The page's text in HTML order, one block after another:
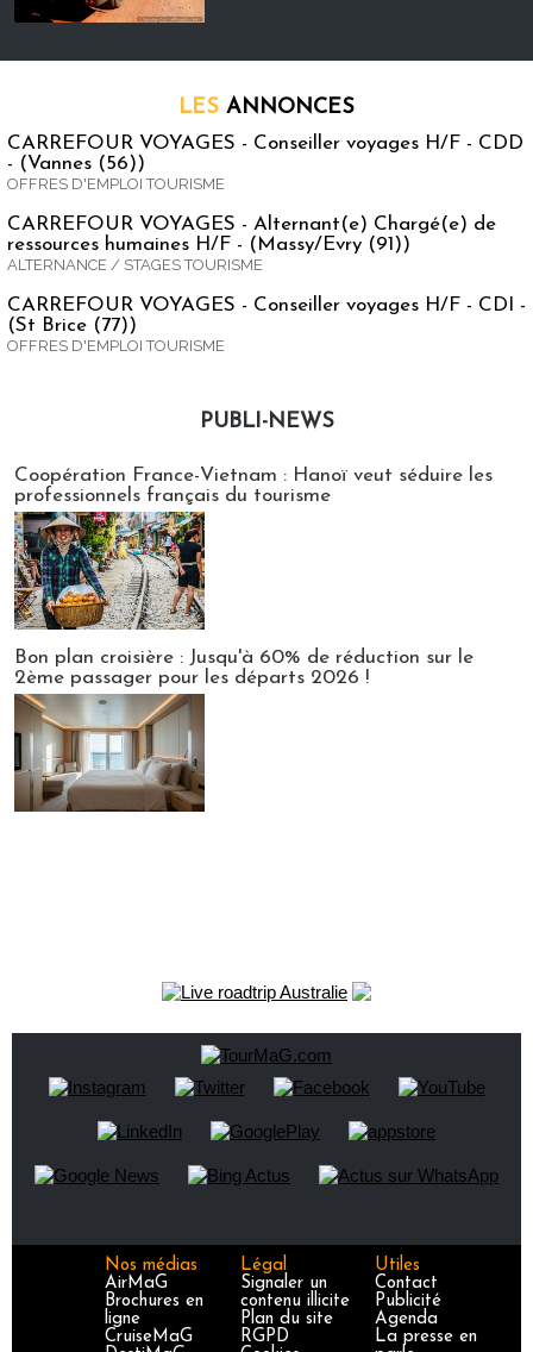
LES ANNONCES
CARREFOUR VOYAGES - Conseiller voyages H/F - CDD
- (Vannes (56))
OFFRES D'EMPLOI TOURISME
CARREFOUR VOYAGES - Alternant(e) Chargé(e) de
ressources humaines H/F - (Massy/Evry (91))
ALTERNANCE / STAGES TOURISME
CARREFOUR VOYAGES - Conseiller voyages H/F - CDI -
(St Brice (77))
OFFRES D'EMPLOI TOURISME
PUBLI-NEWS
Coopération France-Vietnam : Hanoï veut séduire les
professionnels français du tourisme
Bon plan croisière : Jusqu'à 60% de réduction sur le
2ème passager pour les départs 2026 !
Nos médias
AirMaG
Brochures en
ligne
CruiseMaG
Légal
Signaler un
contenu illicite
Plan du site
RGPD
Utiles
Contact
Publicité
Agenda
La presse en